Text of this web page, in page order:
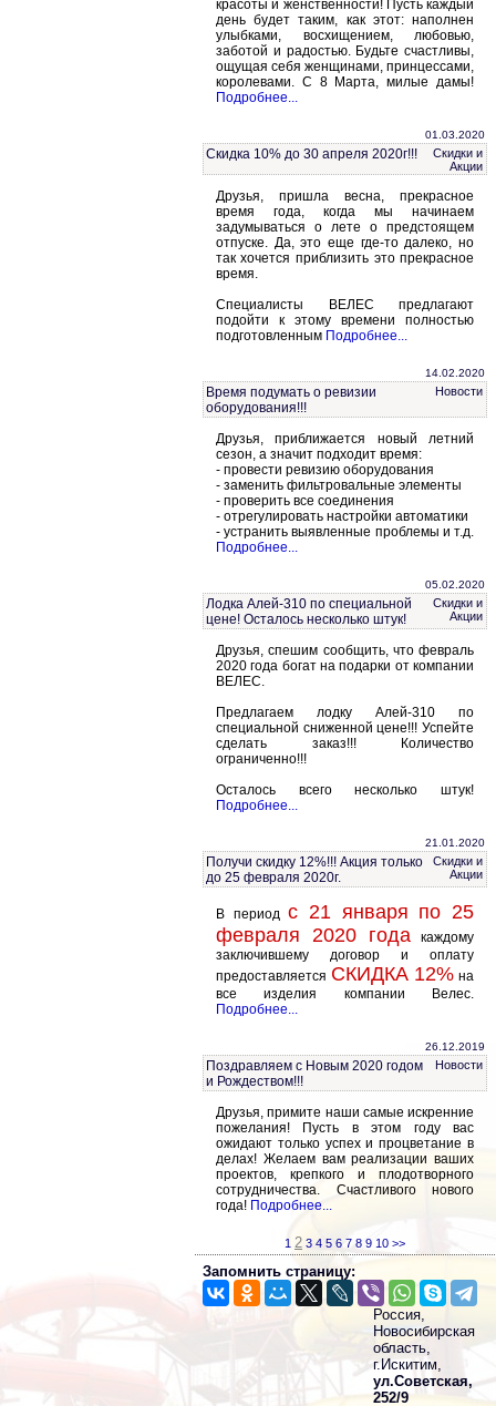
красоты и женственности! Пусть каждый
день будет таким, как этот: наполнен
улыбками, восхищением, любовью,
заботой и радостью. Будьте счастливы,
ощущая себя женщинами, принцессами,
королевами. С 8 Марта, милые дамы!
Подробнее...
01.03.2020
Скидка 10% до 30 апреля 2020г!!!
Скидки и
Акции
Друзья, пришла весна, прекрасное
время года, когда мы начинаем
задумываться о лете о предстоящем
отпуске. Да, это еще где-то далеко, но
так хочется приблизить это прекрасное
время.
Специалисты ВЕЛЕС предлагают
подойти к этому времени полностью
подготовленным Подробнее...
14.02.2020
Время подумать о ревизии
оборудования!!!
Новости
Друзья, приближается новый летний
сезон, а значит подходит время:
- провести ревизию оборудования
- заменить фильтровальные элементы
- проверить все соединения
- отрегулировать настройки автоматики
- устранить выявленные проблемы и т.д.
Подробнее...
05.02.2020
Лодка Алей-310 по специальной
цене! Осталось несколько штук!
Скидки и
Акции
Друзья, спешим сообщить, что февраль
2020 года богат на подарки от компании
ВЕЛЕС.
Предлагаем лодку Алей-310 по
специальной сниженной цене!!! Успейте
сделать заказ!!! Количество
ограниченно!!!
Осталось всего несколько штук!
Подробнее...
21.01.2020
Получи скидку 12%!!! Акция только
до 25 февраля 2020г.
Скидки и
Акции
В периодс 21 января по 25
февраля 2020 года каждому
заключившему договор и оплату
предоставляется СКИДКА 12% на
все изделия компании Велес.
Подробнее...
26.12.2019
Поздравляем с Новым 2020 годом
и Рождеством!!!
Новости
Друзья, примите наши самые искренние
пожелания! Пусть в этом году вас
ожидают только успех и процветание в
делах! Желаем вам реализации ваших
проектов, крепкого и плодотворного
сотрудничества. Счастливого нового
года! Подробнее...
1 2 3 4 5 6 7 8 9 10 >>
Запомнить страницу:
Россия,
Новосибирская
область,
г.Искитим,
ул.Советская,
252/9